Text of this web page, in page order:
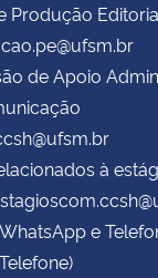
Produção
de Apoio
à
e